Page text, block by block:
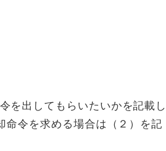
出してもらいたいかを記載し
令を求める場合は（２）を記